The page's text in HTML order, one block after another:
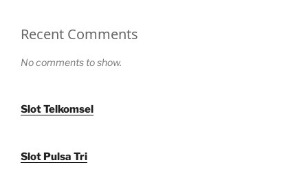
Recent Comments
No comments to show.
Slot Telkomsel
Slot Pulsa Tri